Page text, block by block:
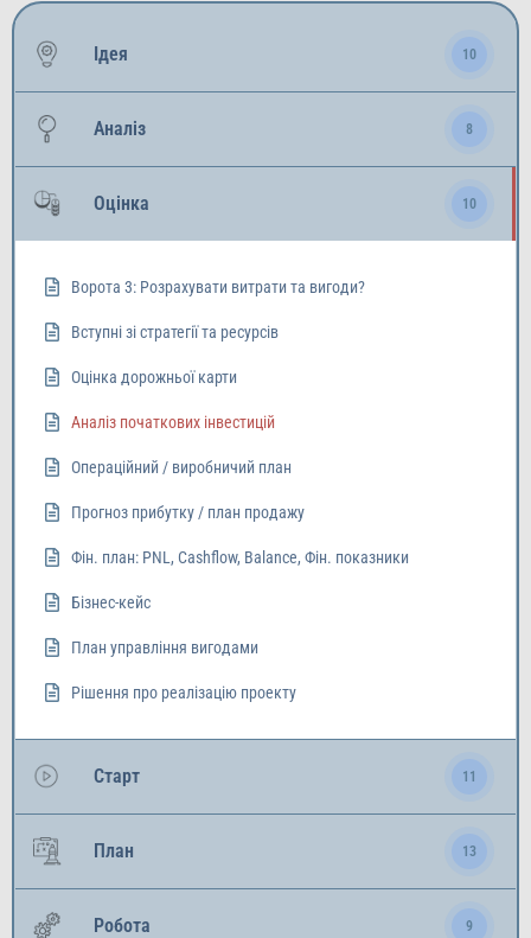
Ідея 10
Аналіз 8
Оцінка 10
Ворота 3: Розрахувати витрати та вигоди?
Вступні зі стратегії та ресурсів
Оцінка дорожньої карти
Аналіз початкових інвестицій
Операційний / виробничий план
Прогноз прибутку / план продажу
Фін. план: PNL, Cashflow, Balance, Фін. показники
Бізнес-кейс
План управління вигодами
Рішення про реалізацію проекту
Старт 11
План 13
Робота 9